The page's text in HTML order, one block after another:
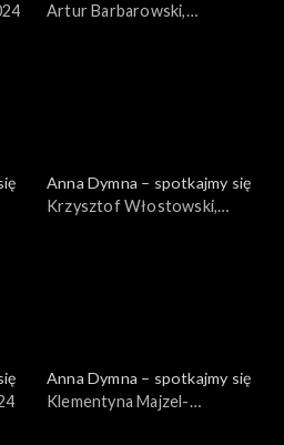
Artur Barbarowski,
Anna Dymna – spotkajmy się
Krzysztof Włostowski,
Anna Dymna – spotkajmy się
Klementyna Majzel-